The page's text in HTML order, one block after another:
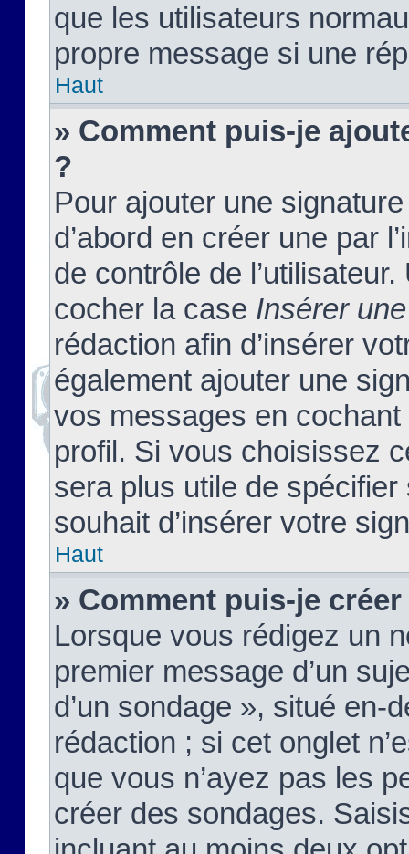
que les utilisateurs
propre message si une
Haut
» Comment puis-je
?
Pour ajouter une
d’abord en créer une par
de contrôle de
cocher la case Insérer
rédaction afin d’insérer
également ajouter une
vos messages en
profil. Si vous choisissez
sera plus utile de
souhait d’insérer votre
Haut
» Comment puis-je
Lorsque vous rédigez un
premier message d’un
d’un sondage », situé en-
rédaction ; si cet onglet
que vous n’ayez pas les
créer des sondages.